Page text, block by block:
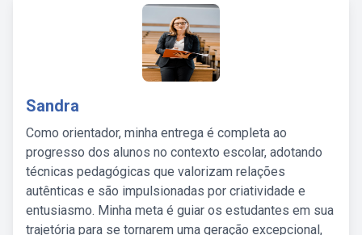
Sandra
Como orientador, minha entrega é completa ao
progresso dos alunos no contexto escolar, adotando
técnicas pedagógicas que valorizam relações
autênticas e são impulsionadas por criatividade e
entusiasmo. Minha meta é guiar os estudantes em sua
trajetória para se tornarem uma geração excepcional,